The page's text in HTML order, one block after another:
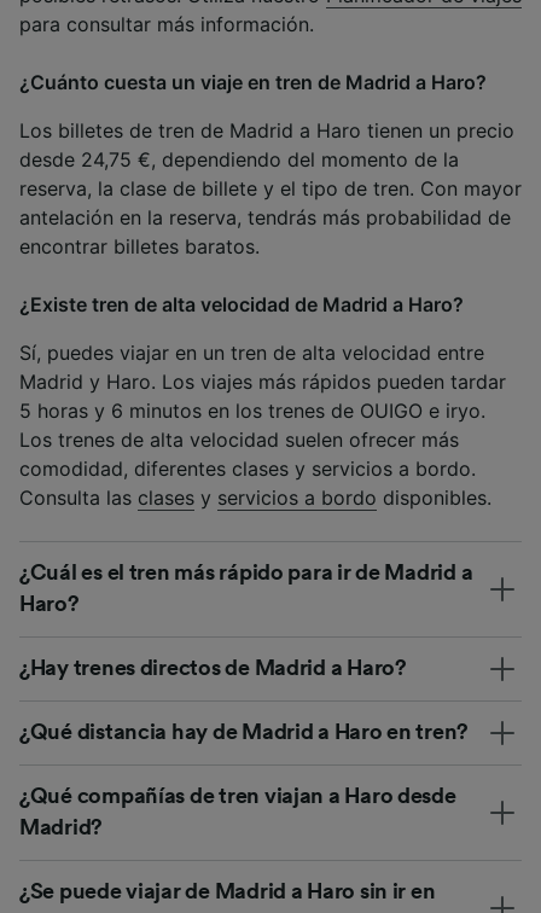
para consultar más información.
¿Cuánto cuesta un viaje en tren de Madrid a Haro?
Los billetes de tren de Madrid a Haro tienen un precio
desde 24,75 €, dependiendo del momento de la
reserva, la clase de billete y el tipo de tren. Con mayor
antelación en la reserva, tendrás más probabilidad de
encontrar billetes baratos.
¿Existe tren de alta velocidad de Madrid a Haro?
Sí, puedes viajar en un tren de alta velocidad entre
Madrid y Haro. Los viajes más rápidos pueden tardar
5 horas y 6 minutos en los trenes de OUIGO e iryo.
Los trenes de alta velocidad suelen ofrecer más
comodidad, diferentes clases y servicios a bordo.
Consulta las clases y servicios a bordo disponibles.
¿Cuál es el tren más rápido para ir de Madrid a
Haro?
¿Hay trenes directos de Madrid a Haro?
¿Qué distancia hay de Madrid a Haro en tren?
¿Qué compañías de tren viajan a Haro desde
Madrid?
¿Se puede viajar de Madrid a Haro sin ir en